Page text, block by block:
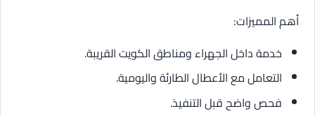
أهم المميزات:
خدمة داخل الجهراء ومناطق الكويت القريبة.
التعامل مع الأعطال الطارئة واليومية.
فحص واضح قبل التنفيذ.